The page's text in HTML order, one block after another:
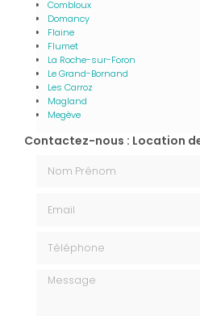
Combloux
Domancy
Flaine
Flumet
La Roche-sur-Foron
Le Grand-Bornand
Les Carroz
Magland
Megève
Contactez-nous : Location
Message